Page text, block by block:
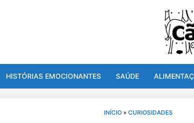
HISTÓRIAS EMOCIONANTES SAÚDE
INÍCIO» CURIOSIDADES